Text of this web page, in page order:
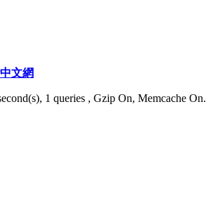
文網
1 queries , Gzip On, Memcache On.